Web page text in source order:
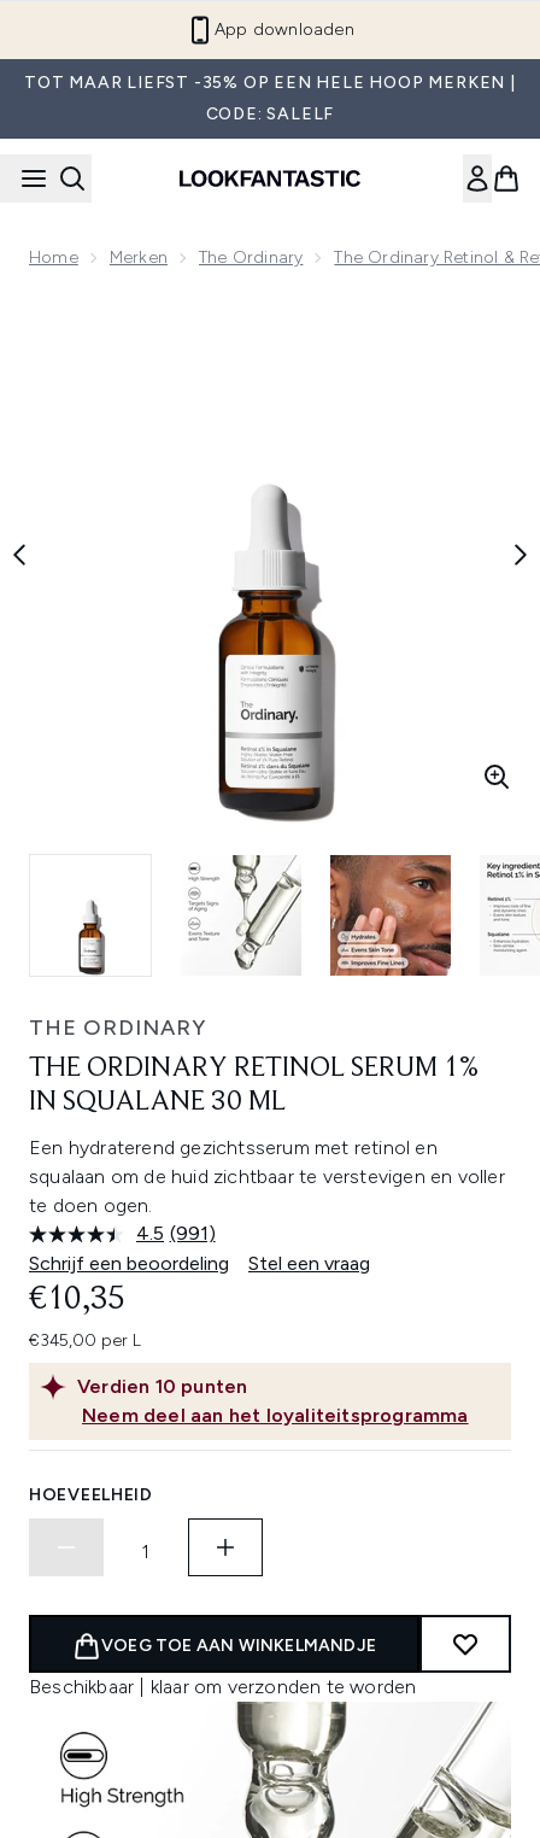
App downloaden
TOT MAAR LIEFST -35% OP EEN HELE HOOP MERKEN |
CODE: SALELF
Home Merken The Ordinary The Ordinary Retinol &
THE ORDINARY
THE ORDINARY RETINOL SERUM 1%
IN SQUALANE 30 ML
Een hydraterend gezichtsserum met retinol en
squalaan om de huid zichtbaar te verstevigen en voller
te doen ogen.
4.5 Lees
991
beoordelingen.
(991)
Schrijf een beoordeling
Stel een vraag
Verdien 10 punten
Neem deel aan het loyaliteitsprogramma
€10,35
€345,00 per L
HOEVEELHEID
VOEG TOE AAN WINKELMANDJE
Beschikbaar | klaar om verzonden te worden